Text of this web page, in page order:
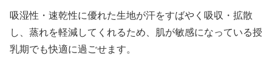
吸湿性・速乾性に優れた生地が汗をすばやく吸収・拡散
し、蒸れを軽減してくれるため、肌が敏感になっている授
乳期でも快適に過ごせます。